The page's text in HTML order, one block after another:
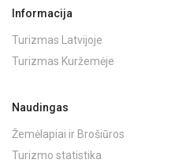
Informacija
Turizmas Latvijoje
Turizmas Kuržemėje
Naudingas
Žemėlapiai ir Brošiūros
Turizmo statistika